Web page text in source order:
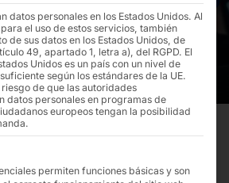
DE COMIDA RÁPIDA
datos personales en los Estados Unidos. Al
el uso de estos servicios, también
de sus datos en los Estados Unidos, de
49, apartado 1, letra a), del RGPD. El
Unidos es un país con un nivel de
según los estándares de la UE.
de que las autoridades
datos personales en programas de
europeos tengan la posibilidad
enumeran los grupos de servicios
permiten funciones básicas y son